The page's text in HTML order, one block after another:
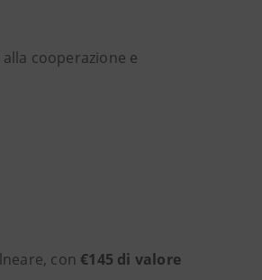
cooperazione e
con €145 di valore